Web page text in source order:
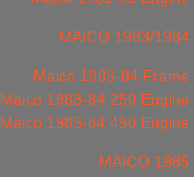
MAICO 1983/1984
Maico 1983-84 Frame
Maico 1983-84 250 Engine
Maico 1983-84 490 Engine
MAICO 1985